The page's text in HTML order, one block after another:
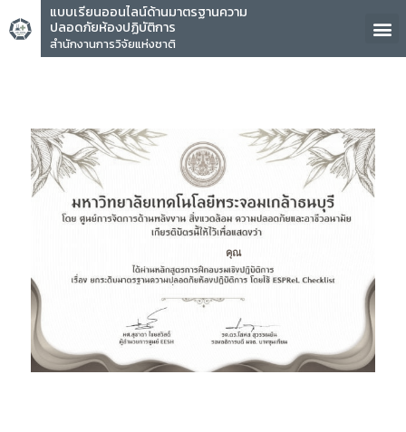
แบบเรียนออนไลน์ด้านมาตรฐานความ
ปลอดภัยห้องปฏิบัติการ
สำนักงานการวิจัยแห่งชาติ
คุณ